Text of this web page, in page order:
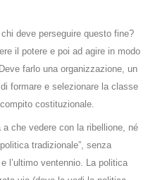
deve perseguire questo fine?
il potere e poi ad agire in modo
farlo una organizzazione, un
formare e selezionare la classe
costituzionale.
a che vedere con la ribellione, né
tradizionale”, senza
l’ultimo ventennio. La politica